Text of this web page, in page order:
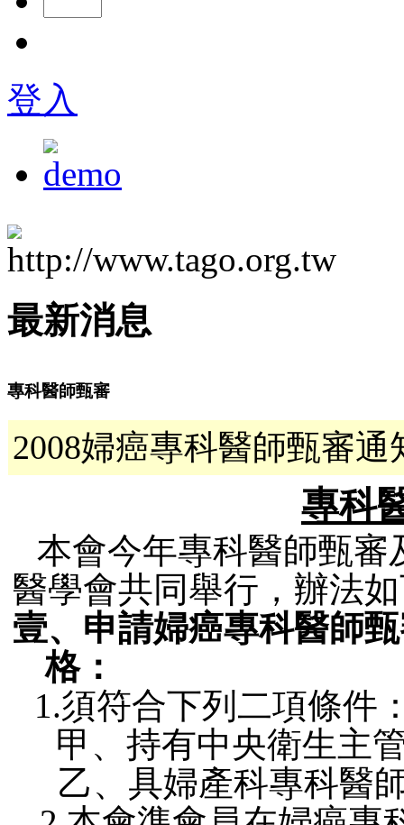
登入
最新消息
專科醫師甄審
2008婦癌專科醫師甄審通
專科
本會今年專科醫師甄
醫學會共同舉行，辦法
壹、申請婦癌專科醫師
格：
1.須符合下列二項條件
甲、 持有中央衛生主
乙、 具婦產科專科醫